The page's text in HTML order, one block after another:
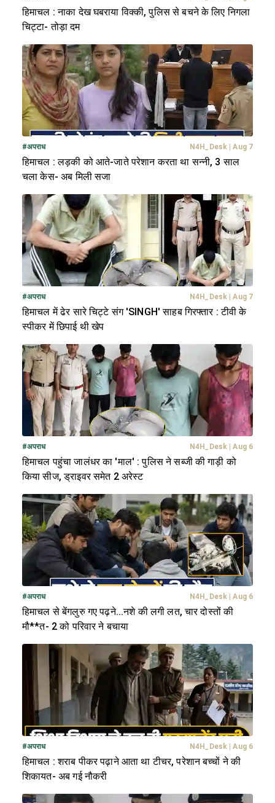
हिमाचल : नाका देख घबराया विक्की, पुलिस से बचने के लिए निगला
चिट्टा- तोड़ा दम
#अपराध N4H_Desk Aug 7
हिमाचल : लड़की को आते-जाते परेशान करता था सन्नी, 3 साल
चला केस- अब मिली सजा
#अपराध N4H_Desk Aug 7
हिमाचल में ढेर सारे चिट्टे संग 'SINGH' साहब गिरफ्तार : टीवी के
स्पीकर में छिपाई थी खेप
#अपराध N4H_Desk Aug 6
हिमाचल पहुंचा जालंधर का 'माल' : पुलिस ने सब्जी की गाड़ी को
किया सीज, ड्राइवर समेत 2 अरेस्ट
#अपराध N4H_Desk Aug 6
हिमाचल से बेंगलुरु गए पढ़ने...नशे की लगी लत, चार दोस्तों की
मौ**त- 2 को परिवार ने बचाया
#अपराध N4H_Desk Aug 6
हिमाचल : शराब पीकर पढ़ाने आता था टीचर, परेशान बच्चों ने की
शिकायत- अब गई नौकरी